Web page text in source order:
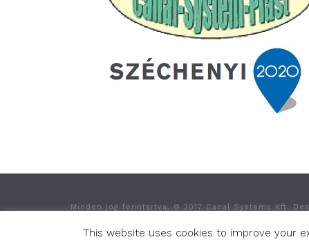
Minden jog fenntartva, © 2017 Canal Systems Kft.
This website uses cookies to improve your